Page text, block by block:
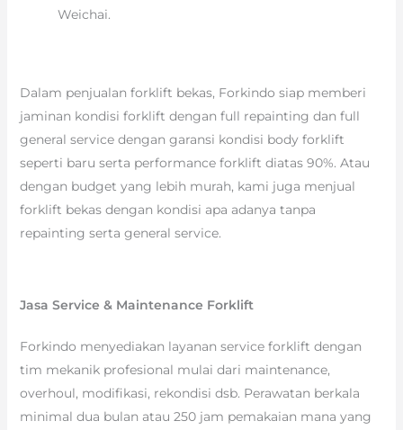
Weichai.
Dalam penjualan forklift bekas, Forkindo siap memberi
jaminan kondisi forklift dengan full repainting dan full
general service dengan garansi kondisi body forklift
seperti baru serta performance forklift diatas 90%. Atau
dengan budget yang lebih murah, kami juga menjual
forklift bekas dengan kondisi apa adanya tanpa
repainting serta general service.
Jasa Service & Maintenance Forklift
Forkindo menyediakan layanan service forklift dengan
tim mekanik profesional mulai dari maintenance,
overhoul, modifikasi, rekondisi dsb. Perawatan berkala
minimal dua bulan atau 250 jam pemakaian mana yang